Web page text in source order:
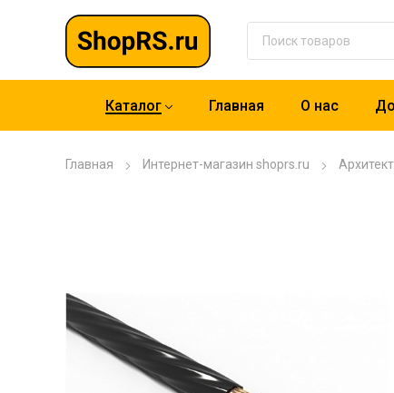
Каталог Главная О нас
Главная Интернет-магазин shoprs.ru